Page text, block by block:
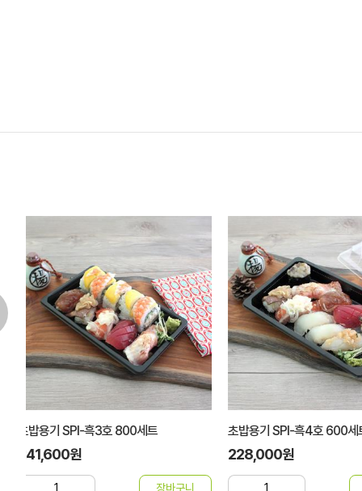
초밥용기 SPI-흑4호 600세트
228,000원
초밥용기 SPI-적골드3호
291,200원